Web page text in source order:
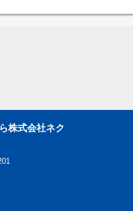
株式会社ネク